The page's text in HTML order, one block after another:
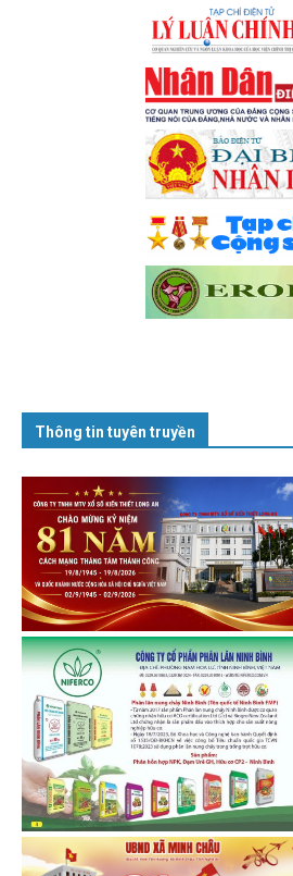
Thông tin tuyên truyền